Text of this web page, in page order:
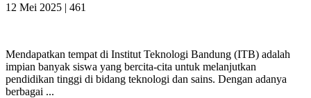
12 Mei 2025 | 461
Mendapatkan tempat di Institut Teknologi Bandung (ITB) adalah
impian banyak siswa yang bercita-cita untuk melanjutkan
pendidikan tinggi di bidang teknologi dan sains. Dengan adanya
berbagai ...